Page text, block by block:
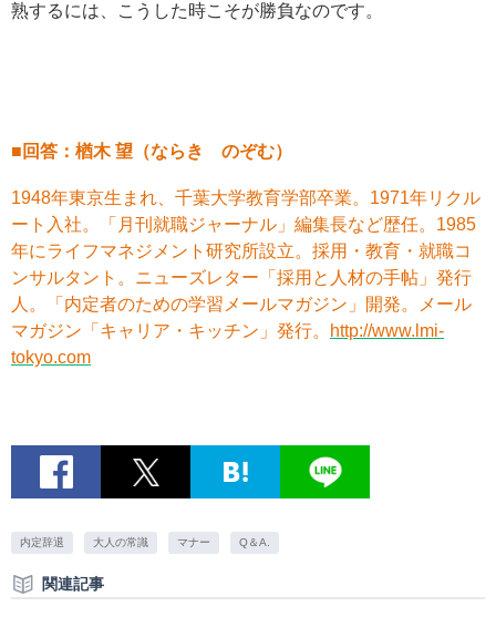
熟するには、こうした時こそが勝負なのです。
■回答：楢木 望（ならき のぞむ）
1948年東京生まれ、千葉大学教育学部卒業。1971年リクル
ート入社。「月刊就職ジャーナル」編集長など歴任。1985
年にライフマネジメント研究所設立。採用・教育・就職コ
ンサルタント。ニューズレター「採用と人材の手帖」発行
人。「内定者のための学習メールマガジン」開発。メール
マガジン「キャリア・キッチン」発行。
http://www.lmi-
tokyo.com
内定辞退 大人の常識 マナー Q＆A.
関連記事